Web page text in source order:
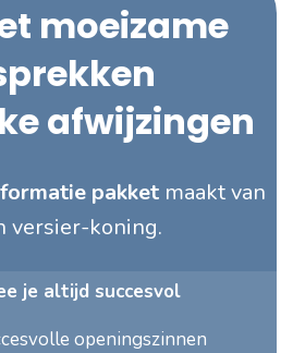
moeizame
afwijzingen
pakketmaakt van
versier-koning.
je altijd succesvol
openingszinnen